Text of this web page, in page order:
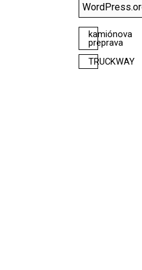
kamiónova
preprava
TRUCKWAY